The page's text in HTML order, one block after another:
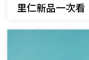
里仁新品一次看